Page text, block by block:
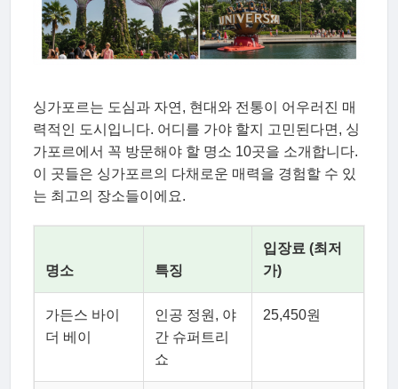
싱가포르는 도심과 자연, 현대와 전통이 어우러진 매
력적인 도시입니다. 어디를 가야 할지 고민된다면, 싱
가포르에서 꼭 방문해야 할 명소 10곳을 소개합니다.
이 곳들은 싱가포르의 다채로운 매력을 경험할 수 있
는 최고의 장소들이에요.
명소 특징
입장료 (최저
가)
가든스 바이
더 베이
인공 정원, 야
간 슈퍼트리
쇼
25,450원